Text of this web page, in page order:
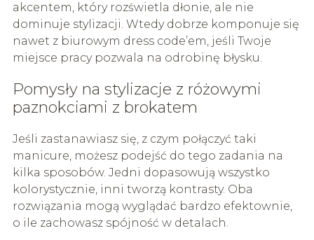
akcentem, który rozświetla dłonie, ale nie
dominuje stylizacji. Wtedy dobrze komponuje się
nawet z biurowym dress code’em, jeśli Twoje
miejsce pracy pozwala na odrobinę błysku.
Pomysły na stylizacje z różowymi
paznokciami z brokatem
Jeśli zastanawiasz się, z czym połączyć taki
manicure, możesz podejść do tego zadania na
kilka sposobów. Jedni dopasowują wszystko
kolorystycznie, inni tworzą kontrasty. Oba
rozwiązania mogą wyglądać bardzo efektownie,
o ile zachowasz spójność w detalach.